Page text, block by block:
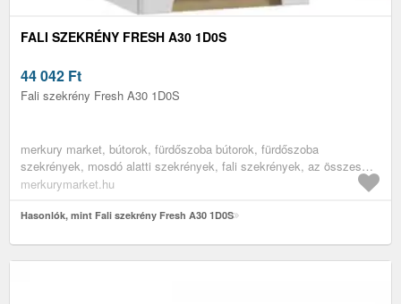
FALI SZEKRÉNY FRESH A30 1D0S
44 042 Ft
Fali szekrény Fresh A30 1D0S
merkury market, bútorok, fürdőszoba bútorok, fürdőszoba
szekrények, mosdó alatti szekrények, fali szekrények, az összes
termék, komódok, fürdőszobai komódok
merkurymarket.hu
Hasonlók, mint Fali szekrény Fresh A30 1D0S